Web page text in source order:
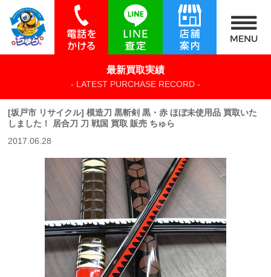
最新買取実績
- LATEST PURCHASE RECORD -
[坂戸市 リサイクル] 模造刀 黒斬剣 黒・赤 ほぼ未使用品 買取いた
しました！ 居合刀 刀 戦国 買取 販売 ちゅら
2017.06.28